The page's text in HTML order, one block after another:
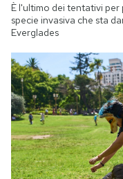
È l'ultimo dei tentativi
specie invasiva che sta
Everglades